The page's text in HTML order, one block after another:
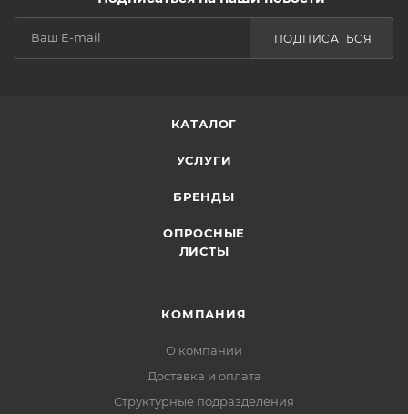
ПОДПИСАТЬСЯ
КАТАЛОГ
УСЛУГИ
БРЕНДЫ
ОПРОСНЫЕ
ЛИСТЫ
КОМПАНИЯ
О компании
Доставка и оплата
Структурные подразделения